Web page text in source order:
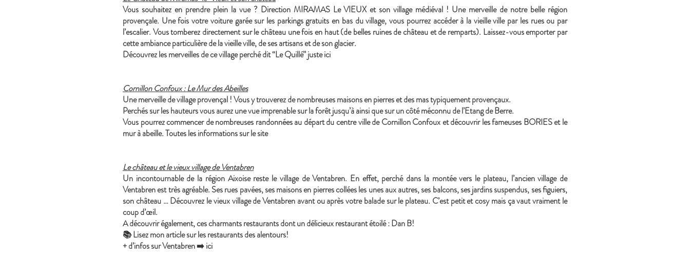
Vous souhaitez en prendre plein la vue ? Direction MIRAMAS Le VIEUX et son village médiéval ! Une merveille de notre belle région
provençale. Une fois votre voiture garée sur les parkings gratuits en bas du village, vous pourrez accéder à la vieille ville par les rues ou par
l’escalier. Vous tomberez directement sur le château une fois en haut (de belles ruines de château et de remparts). Laissez-vous emporter par
cette ambiance particulière de la vieille ville, de ses artisans et de son glacier.
Découvrez les merveilles de ce village perché dit “Le Quillé” juste ici
Cornillon Confoux : Le Mur des Abeilles
Une merveille de village provençal ! Vous y trouverez de nombreuses maisons en pierres et des mas typiquement provençaux.
Perchés sur les hauteurs vous aurez une vue imprenable sur la forêt jusqu’à ainsi que sur un côté méconnu de l’Etang de Berre.
Vous pourrez commencer de nombreuses randonnées au départ du centre ville de Cornillon Confoux et découvrir les fameuses BORIES et le
mur à abeille. Toutes les informations sur le site
Le château et le vieux village de Ventabren
Un incontournable de la région Aixoise reste le village de Ventabren. En effet, perché dans la montée vers le plateau, l’ancien village de
Ventabren est très agréable. Ses rues pavées, ses maisons en pierres collées les unes aux autres, ses balcons, ses jardins suspendus, ses figuiers,
son château … Découvrez le vieux village de Ventabren avant ou après votre balade sur le plateau. C’est petit et cosy mais ça vaut vraiment le
coup d’œil.
A découvrir également, ces charmants restaurants dont un délicieux restaurant étoilé : Dan B!
📚 Lisez mon article sur les restaurants des alentours!
+ d’infos sur Ventabren ➡️ ici